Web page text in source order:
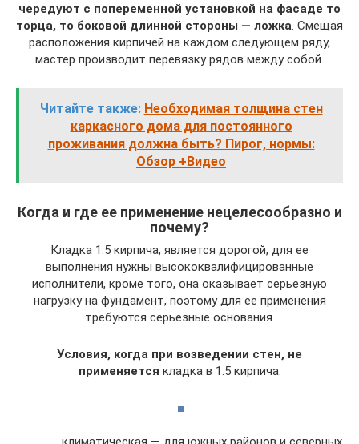
чередуют с попеременной установкой на фасаде то
торца, то боковой длинной стороны — ложка . Смещая
расположения кирпичей на каждом следующем ряду,
мастер производит перевязку рядов между собой.
Читайте также: Необходимая толщина стен
каркасного дома для постоянного
проживания должна быть? Пирог, нормы:
Обзор +Видео
Когда и где ее применение нецелесообразно и
почему?
Кладка 1.5 кирпича, является дорогой, для ее
выполнения нужны высококвалифицированные
исполнители, кроме того, она оказывает серьезную
нагрузку на фундамент, поэтому для ее применения
требуются серьезные основания.
Условия, когда при возведении стен, не
применяется кладка в 1.5 кирпича: